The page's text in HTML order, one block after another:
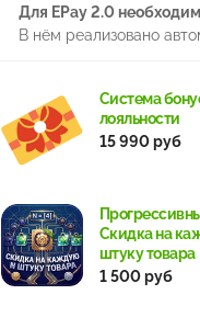
Для EPay 2.0
В нём реализовано
Система
лояльности
15 990 руб
Скидка на
штуку товара
1 500 руб